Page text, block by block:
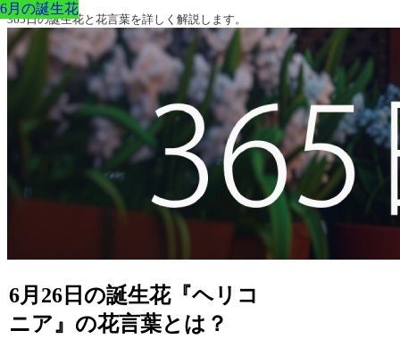
365日の誕生花と花言葉を詳しく解説します。
6月26日の誕生花『ヘリコ
ニア』の花言葉とは？
6月の誕生花
6月の誕生花
6月の誕生花
6月の誕生花
6月の誕生花
6月の誕生花
6月の誕生花